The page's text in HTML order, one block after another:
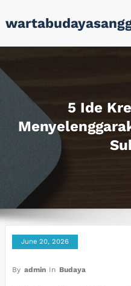
to
5 Ide
June 20, 2026
By admin In Budaya